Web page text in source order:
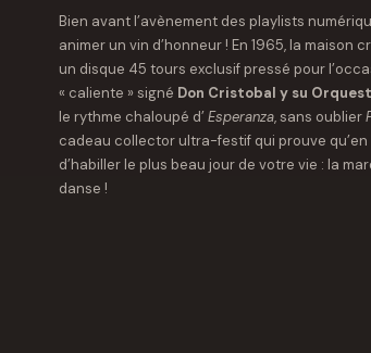
Bien avant l’avènement des playlists
animer un vin d’honneur ! En 1965, la
un disque 45 tours exclusif pressé pour
« caliente » signé Don Cristobal y su
le rythme chaloupé d’ Esperanza, sans oublier
cadeau collector ultra-festif qui prouve
d’habiller le plus beau jour de votre vie : la
danse !